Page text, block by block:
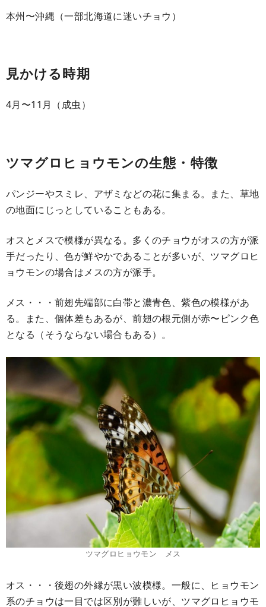
本州〜沖縄（一部北海道に迷いチョウ）
見かける時期
4月〜11月（成虫）
ツマグロヒョウモンの生態・特徴
パンジーやスミレ、アザミなどの花に集まる。また、草地
の地面にじっとしていることもある。
オスとメスで模様が異なる。多くのチョウがオスの方が派
手だったり、色が鮮やかであることが多いが、ツマグロヒ
ョウモンの場合はメスの方が派手。
メス・・・前翅先端部に白帯と濃青色、紫色の模様があ
る。また、個体差もあるが、前翅の根元側が赤〜ピンク色
となる（そうならない場合もある）。
ツマグロヒョウモン メス
オス・・・後翅の外縁が黒い波模様。一般に、ヒョウモン
系のチョウは一目では区別が難しいが、ツマグロヒョウモ